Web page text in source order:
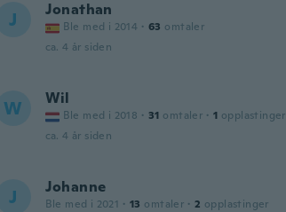
J Jonathan
Ble med i 2014 · 63 omtaler
ca. 4 år siden
W Wil
Ble med i 2018 · 31 omtaler · 1 opplastinger
ca. 4 år siden
J Johanne
Ble med i 2021 · 13 omtaler · 2 opplastinger